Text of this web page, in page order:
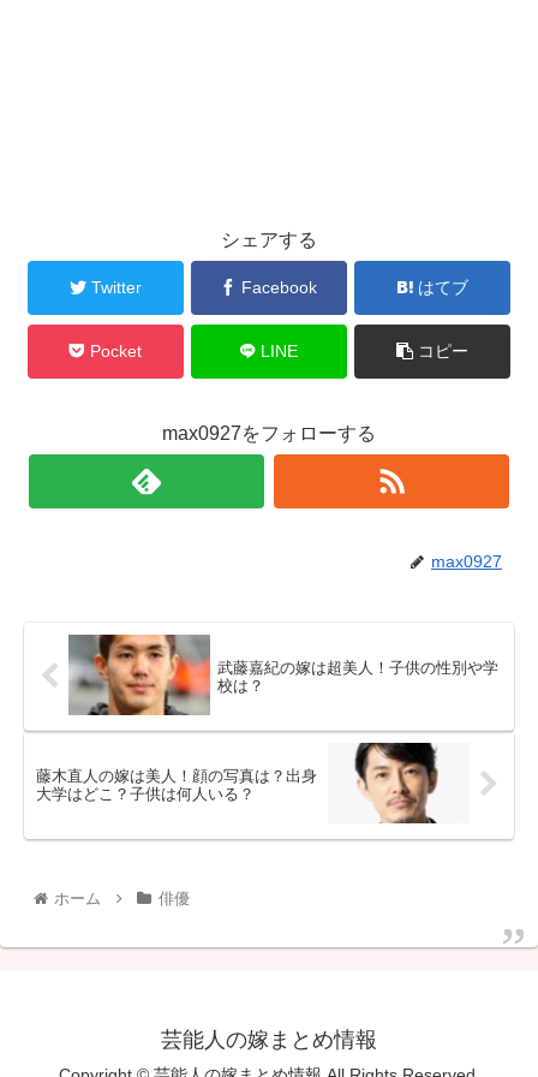
シェアする
Twitter Facebook はてブ
Pocket LINE コピー
max0927をフォローする
max0927
武藤嘉紀の嫁は超美人！子供の性別や学
校は？
藤木直人の嫁は美人！顔の写真は？出身
大学はどこ？子供は何人いる？
ホーム 俳優
芸能人の嫁まとめ情報